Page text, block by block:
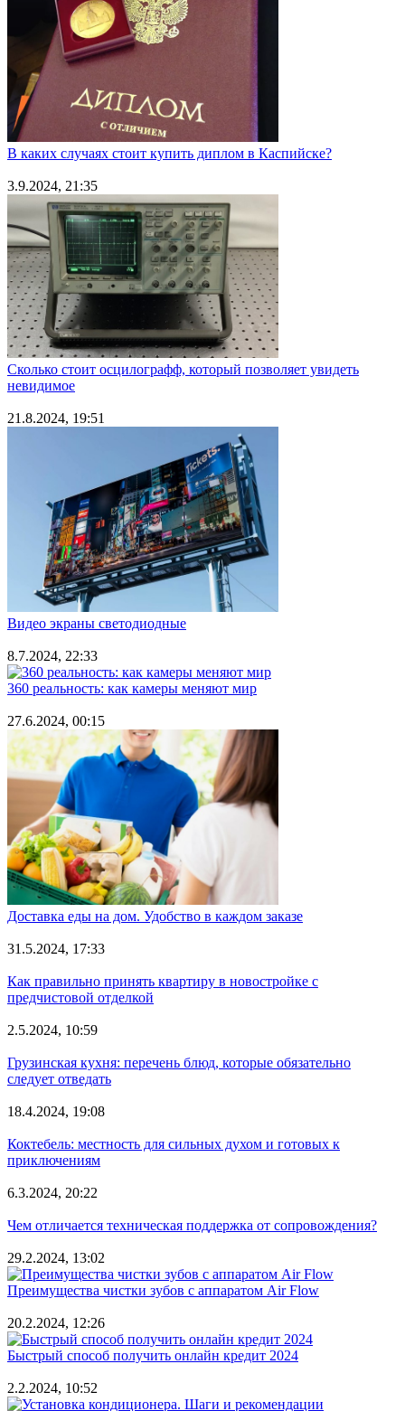
В каких случаях стоит купить диплом в Каспийске?
3.9.2024, 21:35
Сколько стоит осцилографф, который позволяет увидеть
невидимое
21.8.2024, 19:51
Видео экраны светодиодные
8.7.2024, 22:33
360 реальность: как камеры меняют мир
27.6.2024, 00:15
Доставка еды на дом. Удобство в каждом заказе
31.5.2024, 17:33
Как правильно принять квартиру в новостройке с
предчистовой отделкой
2.5.2024, 10:59
Грузинская кухня: перечень блюд, которые обязательно
следует отведать
18.4.2024, 19:08
Коктебель: местность для сильных духом и готовых к
приключениям
6.3.2024, 20:22
Чем отличается техническая поддержка от сопровождения?
29.2.2024, 13:02
Преимущества чистки зубов с аппаратом Air Flow
20.2.2024, 12:26
Быстрый способ получить онлайн кредит 2024
2.2.2024, 10:52